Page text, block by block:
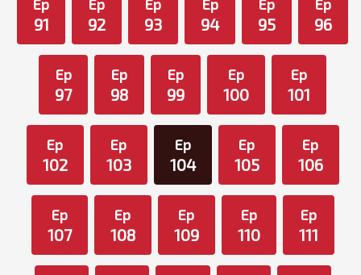
Ep
91
Ep
92
Ep
93
Ep
94
Ep
95
Ep
96
Ep
97
Ep
98
Ep
99
Ep
100
Ep
101
Ep
102
Ep
103
Ep
104
Ep
105
Ep
106
Ep
107
Ep
108
Ep
109
Ep
110
Ep
111